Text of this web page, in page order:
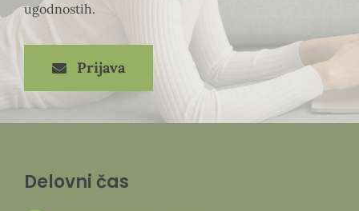
ugodnostih.
Prijava
Delovni čas